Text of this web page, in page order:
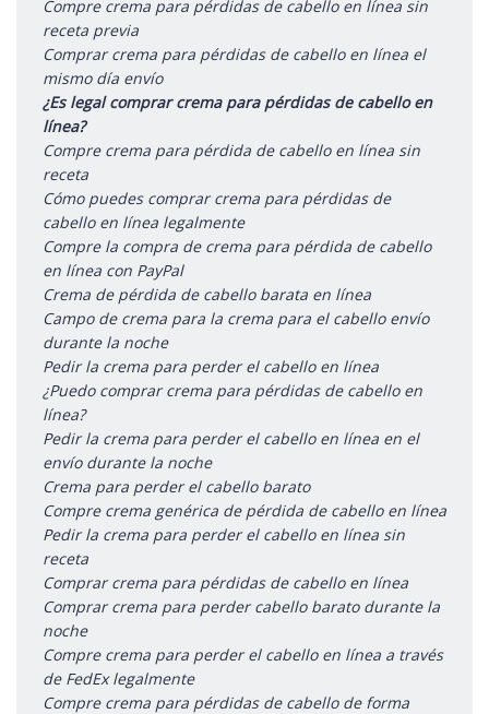
Compre crema para pérdidas de cabello en línea sin
receta previa
Comprar crema para pérdidas de cabello en línea el
mismo día envío
¿Es legal comprar crema para pérdidas de cabello en
línea?
Compre crema para pérdida de cabello en línea sin
receta
Cómo puedes comprar crema para pérdidas de
cabello en línea legalmente
Compre la compra de crema para pérdida de cabello
en línea con PayPal
Crema de pérdida de cabello barata en línea
Campo de crema para la crema para el cabello envío
durante la noche
Pedir la crema para perder el cabello en línea
¿Puedo comprar crema para pérdidas de cabello en
línea?
Pedir la crema para perder el cabello en línea en el
envío durante la noche
Crema para perder el cabello barato
Compre crema genérica de pérdida de cabello en línea
Pedir la crema para perder el cabello en línea sin
receta
Comprar crema para pérdidas de cabello en línea
Comprar crema para perder cabello barato durante la
noche
Compre crema para perder el cabello en línea a través
de FedEx legalmente
Compre crema para pérdidas de cabello de forma